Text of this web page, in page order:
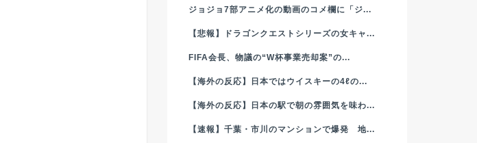
ジョジョ7部アニメ化の動画のコメ欄に「ジ...
【悲報】ドラゴンクエストシリーズの女キャ...
FIFA会長、物議の“W杯事業売却案”の...
【海外の反応】日本ではウイスキーの4ℓの...
【海外の反応】日本の駅で朝の雰囲気を味わ...
【速報】千葉・市川のマンションで爆発 地...